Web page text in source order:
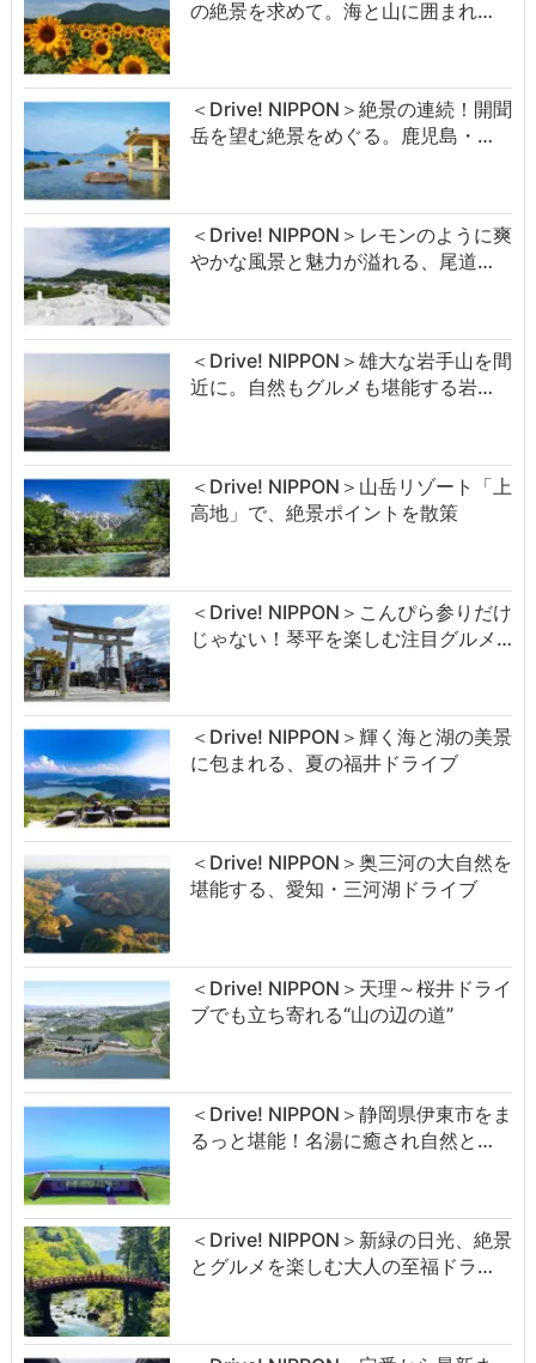
の絶景を求めて。海と山に囲まれ…
＜Drive! NIPPON＞絶景の連続！開聞
岳を望む絶景をめぐる。鹿児島・…
＜Drive! NIPPON＞レモンのように爽
やかな風景と魅力が溢れる、尾道…
＜Drive! NIPPON＞雄大な岩手山を間
近に。自然もグルメも堪能する岩…
＜Drive! NIPPON＞山岳リゾート「上
高地」で、絶景ポイントを散策
＜Drive! NIPPON＞こんぴら参りだけ
じゃない！琴平を楽しむ注目グルメ…
＜Drive! NIPPON＞輝く海と湖の美景
に包まれる、夏の福井ドライブ
＜Drive! NIPPON＞奥三河の大自然を
堪能する、愛知・三河湖ドライブ
＜Drive! NIPPON＞天理～桜井ドライ
ブでも立ち寄れる“山の辺の道”
＜Drive! NIPPON＞静岡県伊東市をま
るっと堪能！名湯に癒され自然と…
＜Drive! NIPPON＞新緑の日光、絶景
とグルメを楽しむ大人の至福ドラ…